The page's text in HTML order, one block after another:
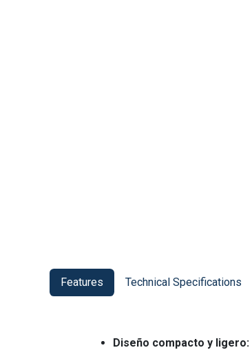
Features Technical Specifications
Diseño compacto y ligero: